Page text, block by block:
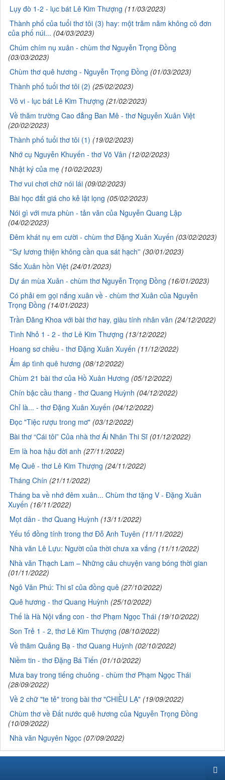
Lụy đò 1-2 - lục bát Lê Kim Thượng (11/03/2023)
Thành phố của tuổi thơ tôi (3) hay: một trăm năm không cô đơn
của phố núi... (04/03/2023)
Chúm chím nụ xuân - chùm thơ Nguyễn Trọng Đồng
(03/03/2023)
Chùm thơ quê hương - Nguyễn Trọng Đồng (01/03/2023)
Thành phố tuổi thơ tôi (2) (25/02/2023)
Vô vi - lục bát Lê Kim Thượng (21/02/2023)
Về thăm trường Cao đẳng Ban Mê - thơ Nguyễn Xuân Việt
(20/02/2023)
Thành phố tuổi thơ tôi (1) (19/02/2023)
Nhớ cụ Nguyễn Khuyến - thơ Võ Vân (12/02/2023)
Nhật ký của mẹ (10/02/2023)
Thơ vui chơi chữ nói lái (09/02/2023)
Bài học đắt giá cho kẻ lật lọng (05/02/2023)
Nói gì với mưa phùn - tản văn của Nguyễn Quang Lập
(04/02/2023)
Đêm khát nụ em cười - chùm thơ Đặng Xuân Xuyến (03/02/2023)
''Sự lương thiện không cần qua sát hạch'' (30/01/2023)
Sắc Xuân hồn Việt (24/01/2023)
Dự án mùa Xuân - chùm thơ Nguyễn Trọng Đồng (16/01/2023)
Có phải em gọi nắng xuân về - chùm thơ Xuân của Nguyễn
Trọng Đồng (14/01/2023)
Trần Đăng Khoa với bài thơ hay, giàu tính nhân văn (24/12/2022)
Tình Nhỏ 1 - 2 - thơ Lê Kim Thượng (13/12/2022)
Hoang sơ chiều - thơ Đặng Xuân Xuyến (11/12/2022)
Ấm áp tình quê hương (08/12/2022)
Chùm 21 bài thơ của Hồ Xuân Hương (05/12/2022)
Chín bậc cầu thang - thơ Quang Huỳnh (04/12/2022)
Chỉ là... - thơ Đặng Xuân Xuyến (04/12/2022)
Đọc "Tiệc rượu trong mơ" (03/12/2022)
Bài thơ “Cái tôi” Của nhà thơ Ái Nhân Thi Sĩ (01/12/2022)
Em là hoa hậu đời anh (27/11/2022)
Mẹ Quê - thơ Lê Kim Thượng (24/11/2022)
Tháng Chín (21/11/2022)
Tháng ba về nhớ đêm xuân... Chùm thơ tặng V - Đặng Xuân
Xuyến (16/11/2022)
Mọt dân - thơ Quang Huỳnh (13/11/2022)
Yếu tố đồng tính trong thơ Đỗ Anh Tuyên (11/11/2022)
Nhà văn Lê Lựu: Người của thời chưa xa vắng (11/11/2022)
Nhà văn Thạch Lam – Những câu chuyện vang bóng thời gian
(01/11/2022)
Ngô Văn Phú: Thi sĩ của đồng quê (27/10/2022)
Quê hương - thơ Quang Huỳnh (25/10/2022)
Thế là Hà Nội vắng con - thơ Phạm Ngọc Thái (19/10/2022)
Son Trẻ 1 - 2, thơ Lê Kim Thượng (08/10/2022)
Về thăm Quảng Bạ - thơ Quang Huỳnh (02/10/2022)
Niềm tin - thơ Đặng Bá Tiến (01/10/2022)
Mưa bay trong tiếng chuông - chùm thơ Phạm Ngọc Thái
(28/09/2022)
Về 2 chữ "te tẻ" trong bài thơ "CHIỀU LẠ" (19/09/2022)
Chùm thơ về Đất nước quê hương của Nguyễn Trọng Đồng
(10/09/2022)
Nhà văn Nguyên Ngọc (07/09/2022)